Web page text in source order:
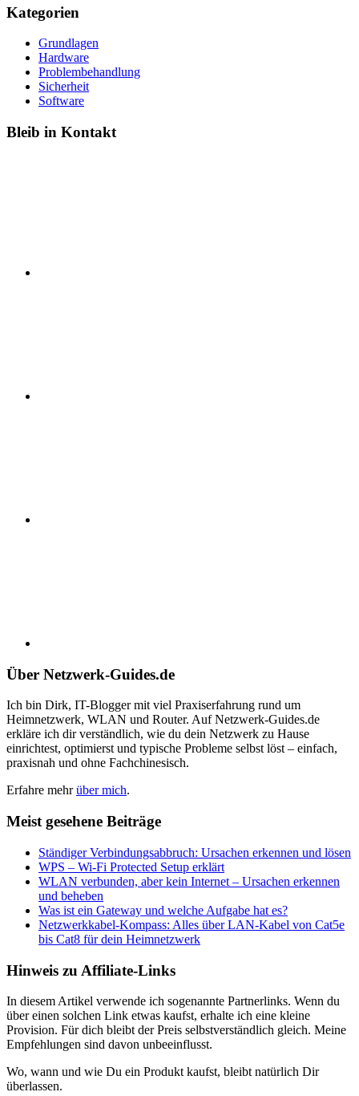
Kategorien
Grundlagen
Hardware
Problembehandlung
Sicherheit
Software
Bleib in Kontakt
Über Netzwerk-Guides.de
Ich bin Dirk, IT-Blogger mit viel Praxiserfahrung rund um
Heimnetzwerk, WLAN und Router. Auf Netzwerk-Guides.de
erkläre ich dir verständlich, wie du dein Netzwerk zu Hause
einrichtest, optimierst und typische Probleme selbst löst – einfach,
praxisnah und ohne Fachchinesisch.
Erfahre mehrüber mich.
Meist gesehene Beiträge
Ständiger Verbindungsabbruch: Ursachen erkennen und lösen
WPS – Wi-Fi Protected Setup erklärt
WLAN verbunden, aber kein Internet – Ursachen erkennen
und beheben
Was ist ein Gateway und welche Aufgabe hat es?
Netzwerkkabel-Kompass: Alles über LAN-Kabel von Cat5e
bis Cat8 für dein Heimnetzwerk
Hinweis zu Affiliate-Links
In diesem Artikel verwende ich sogenannte Partnerlinks. Wenn du
über einen solchen Link etwas kaufst, erhalte ich eine kleine
Provision. Für dich bleibt der Preis selbstverständlich gleich. Meine
Empfehlungen sind davon unbeeinflusst.
Wo, wann und wie Du ein Produkt kaufst, bleibt natürlich Dir
überlassen.